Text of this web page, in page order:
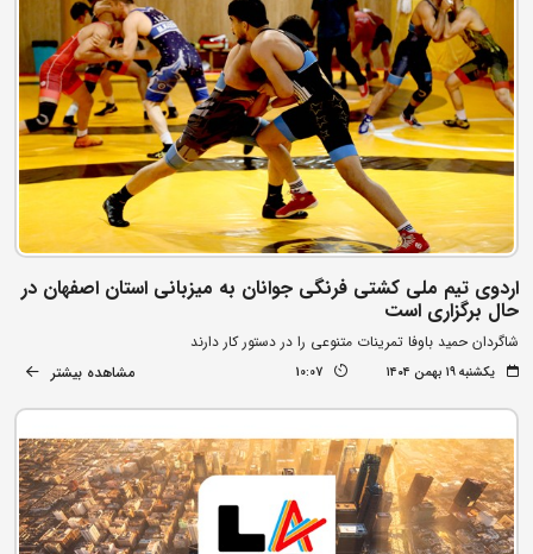
اردوی تیم ملی کشتی فرنگی جوانان به میزبانی استان اصفهان در
حال برگزاری است
شاگردان حمید باوفا تمرینات متنوعی را در دستور کار دارند
یکشنبه ۱۹ بهمن ۱۴۰۴ 10:07 مشاهده بیشتر